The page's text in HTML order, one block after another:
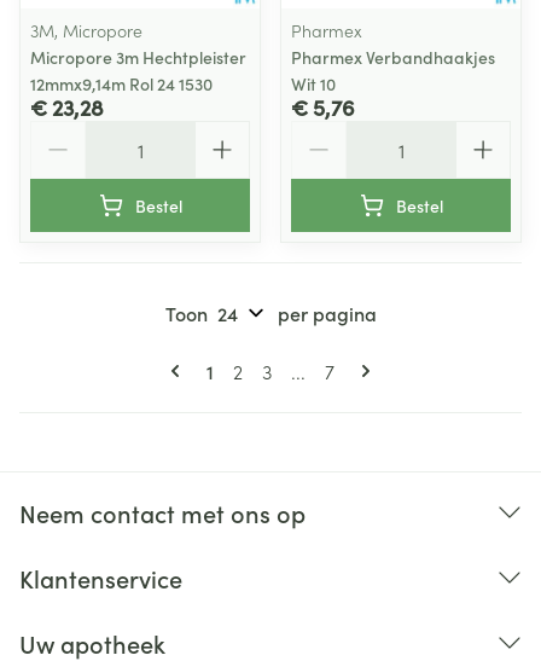
3M, Micropore
Micropore 3m Hechtpleister
12mmx9,14m Rol 24 1530
€ 23,28
Bestel
Pharmex
Pharmex Verbandhaakjes
Wit 10
€ 5,76
Bestel
Pagina's
U lees momenteel pagina
1 Pagina
2 Pagina
3 ... Pagina
7
Toon per pagina
Neem contact met ons op
Klantenservice
Uw apotheek